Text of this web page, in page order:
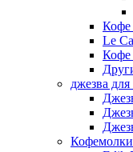
Кофе
Le
Кофе
джезва
Кофемолки